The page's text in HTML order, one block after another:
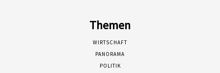
Themen
WIRTSCHAFT
PANORAMA
POLITIK